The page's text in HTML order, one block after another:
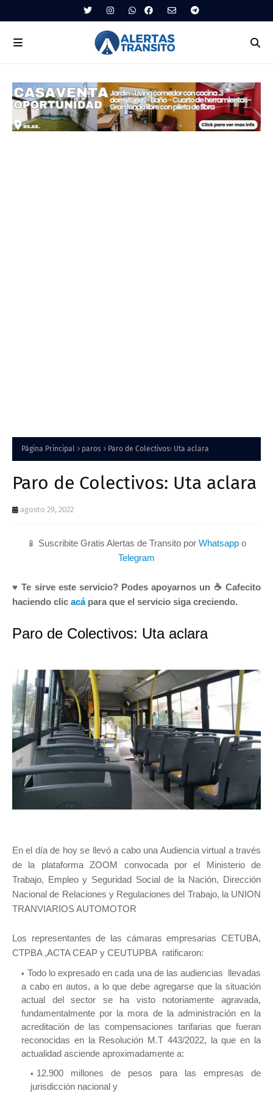
Página Principal paros Paro de Colectivos: Uta aclara
Paro de Colectivos: Uta aclara
agosto 29, 2022
📱 Suscribite Gratis Alertas de Transito por Whatsapp o
Telegram
♥ Te sirve este servicio? Podes apoyarnos un ☕ Cafecito
haciendo clic acápara que el servicio siga creciendo.
Paro de Colectivos: Uta aclara
En el día de hoy se llevó a cabo una Audiencia virtual a través
de la plataforma ZOOM convocada por el Ministerio de
Trabajo, Empleo y Seguridad Social de la Nación, Dirección
Nacional de Relaciones y Regulaciones del Trabajo, la UNION
TRANVIARIOS AUTOMOTOR
Los representantes de las cámaras empresarias CETUBA,
CTPBA ,ACTA CEAP y CEUTUPBA ratificaron:
Todo lo expresado en cada una de las audiencias llevadas
a cabo en autos, a lo que debe agregarse que la situación
actual del sector se ha visto notoriamente agravada,
fundamentalmente por la mora de la administración en la
acreditación de las compensaciones tarifarias que fueran
reconocidas en la Resolución M.T 443/2022, la que en la
actualidad asciende aproximadamente a:
12.900 millones de pesos para las empresas de
jurisdicción nacional y